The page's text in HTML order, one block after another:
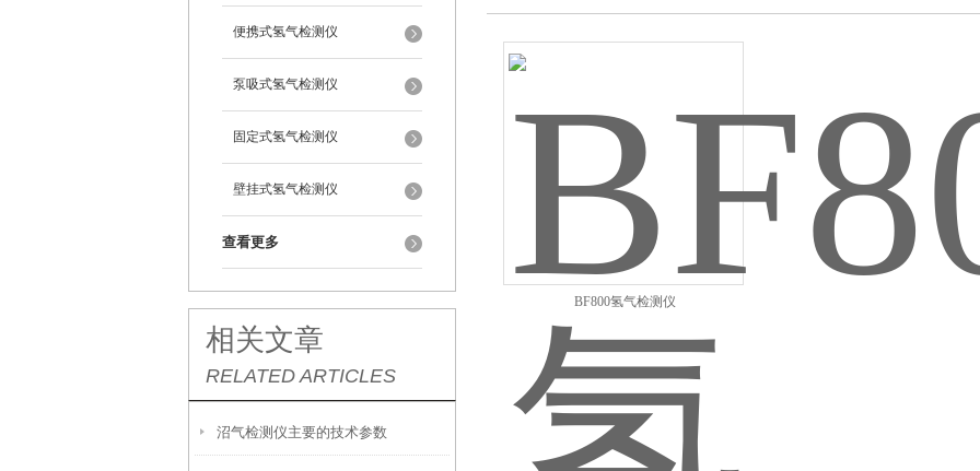
便携式氢气检测仪
泵吸式氢气检测仪
固定式氢气检测仪
壁挂式氢气检测仪
查看更多
相关文章
RELATED ARTICLES
沼气检测仪主要的技术参数
BF800氢气检测仪